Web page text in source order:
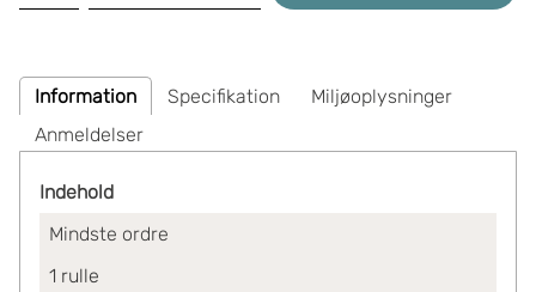
Information Specifikation
Miljøoplysninger
Anmeldelser
Indehold
Mindste ordre
1 rulle